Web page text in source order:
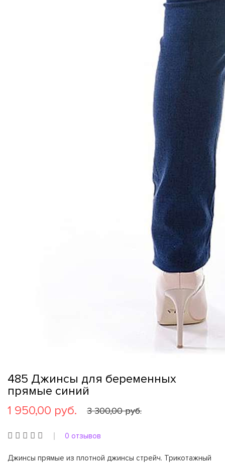
485 Джинсы для беременных
прямые синий
1 950,00 руб.
3 300,00 руб.
0 отзывов
Джинсы прямые из плотной джинсы стрейч. Трикотажный